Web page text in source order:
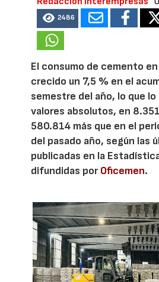
2486
El consumo de cemento en
crecido un 7,5 % en el
semestre del año, lo que lo
valores absolutos, en
580.814 más que en el
del pasado año, según las
publicadas en la
difundidas porOficemen.